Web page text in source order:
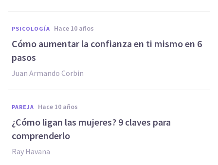
PSICOLOGÍA hace 10 años
​Cómo aumentar la confianza en ti mismo en 6
pasos
Juan Armando Corbin
PAREJA hace 10 años
​¿Cómo ligan las mujeres? 9 claves para
comprenderlo
Ray Havana